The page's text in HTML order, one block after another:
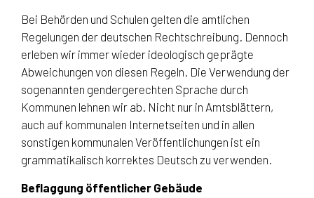
Bei Behörden und Schulen gelten die amtlichen
Regelungen der deutschen Rechtschreibung. Dennoch
erleben wir immer wieder ideologisch geprägte
Abweichungen von diesen Regeln. Die Verwendung der
sogenannten gendergerechten Sprache durch
Kommunen lehnen wir ab. Nicht nur in Amtsblättern,
auch auf kommunalen Internetseiten und in allen
sonstigen kommunalen Veröffentlichungen ist ein
grammatikalisch korrektes Deutsch zu verwenden.
Beflaggung öffentlicher Gebäude